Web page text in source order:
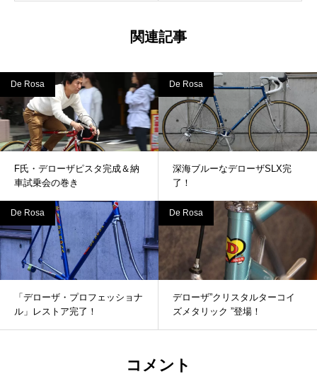
関連記事
De Rosa
F氏・デローザピスタ完成＆納
車試乗会の巻き
De Rosa
深海ブルーなデローザSLX完
了！
De Rosa
「デローザ・プロフェッショナ
ル」レストア完了！
De Rosa
デローザ”クリスタルターコイ
ズメタリック ”登場！
コメント